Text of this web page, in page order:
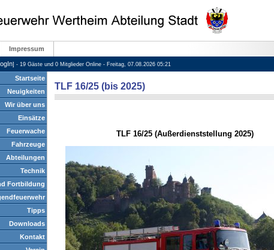
Impressum
] - 19 Gäste und 0 Mitglieder Online - Freitag, 07.08.2026 05:21
Startseite
Neuigkeiten
Wir über uns
Einsätze
Feuerwache
Fahrzeuge
Abteilungen
Technik
Fortbildung
Tipps
Downloads
Kontakt
TLF 16/25 (bis 2025)
TLF 16/25 (Außerdienststellung 2025)